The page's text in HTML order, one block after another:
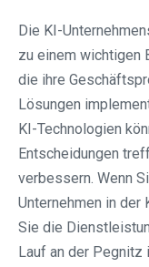
Die KI-
zu einem wichtigen
die ihre
Lösungen
KI-Technologien
Entscheidungen
verbessern. Wenn
Unternehmen in der
Sie die
Lauf an der Pegnitz